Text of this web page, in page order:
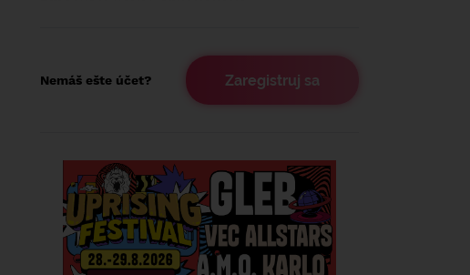
Nemáš ešte účet? Zaregistruj sa